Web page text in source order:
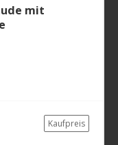
mit
Kaufpreis